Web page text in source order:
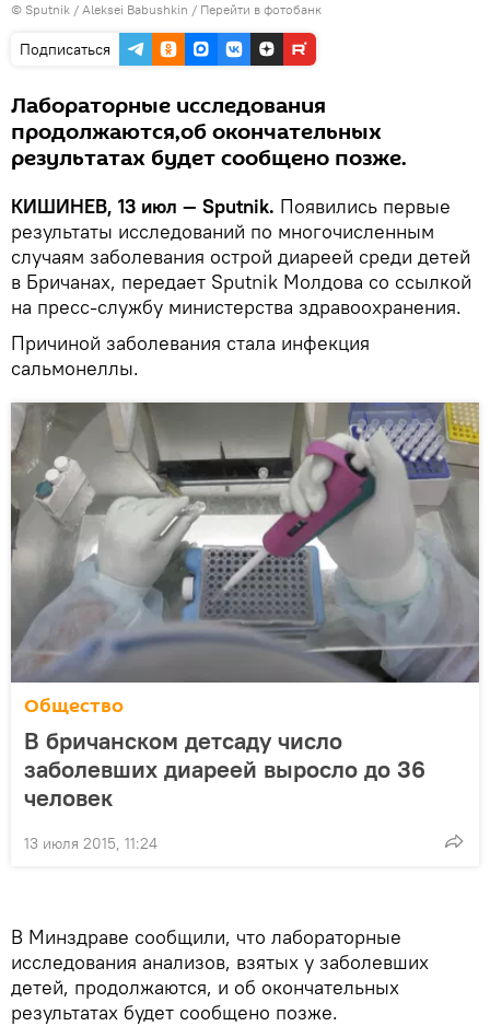
© Sputnik / Aleksei Babushkin / Перейти в фотобанк
Подписаться
Лабораторные исследования
продолжаются,об окончательных
результатах будет сообщено позже.
КИШИНЕВ, 13 июл — Sputnik. Появились первые
результаты исследований по многочисленным
случаям заболевания острой диареей среди детей
в Бричанах, передает Sputnik Молдова со ссылкой
на пресс-службу министерства здравоохранения.
Причиной заболевания стала инфекция
сальмонеллы.
Общество
В бричанском детсаду число
заболевших диареей выросло до 36
человек
13 июля 2015, 11:24
В Минздраве сообщили, что лабораторные
исследования анализов, взятых у заболевших
детей, продолжаются, и об окончательных
результатах будет сообщено позже.